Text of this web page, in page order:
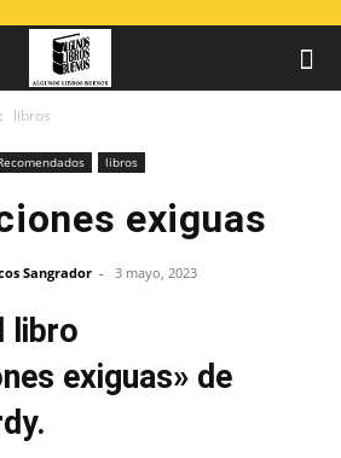
libros
libros
exiguas
Sangrador - 3 mayo, 2023
libro
exiguas» de